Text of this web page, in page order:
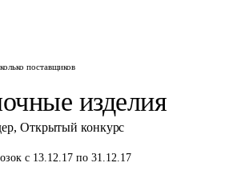
поставщиков
изделия
, Открытый конкурс
с 13.12.17 по 31.12.17